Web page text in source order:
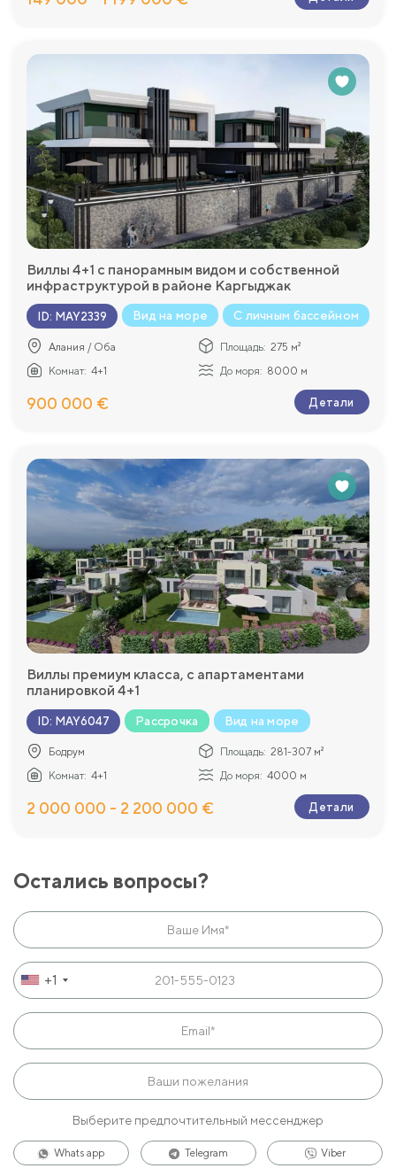
Виллы 4+1 c панорамным видом и собственной
инфраструктурой в районе Каргыджак
ID: MAY2339 Вид на море С личным бассейном
Алания / Оба Площадь: 275 м²
Комнат: 4+1 До моря: 8000 м
900 000 € Детали
Виллы премиум класса, с апартаментами
планировкой 4+1
ID: MAY6047 Рассрочка Вид на море
Бодрум Площадь: 281-307 м²
Комнат: 4+1 До моря: 4000 м
2 000 000 - 2 200 000 € Детали
Остались вопросы?
+1
Выберите предпочтительный мессенджер
Whats app Telegram Viber